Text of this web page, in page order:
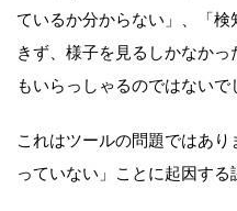
ているか分からない」、「
きず、様⼦を⾒るしかなか
もいらっしゃるのではないで
これはツールの問題ではあ
っていない」ことに起因する